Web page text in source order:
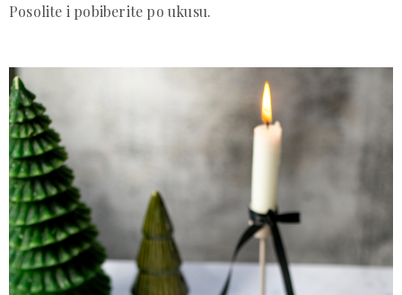
Posolite i pobiberite po ukusu.